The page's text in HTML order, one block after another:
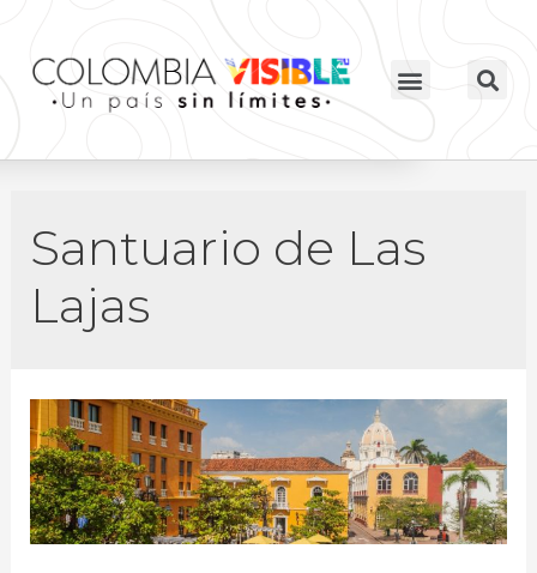
Santuario de Las
Lajas